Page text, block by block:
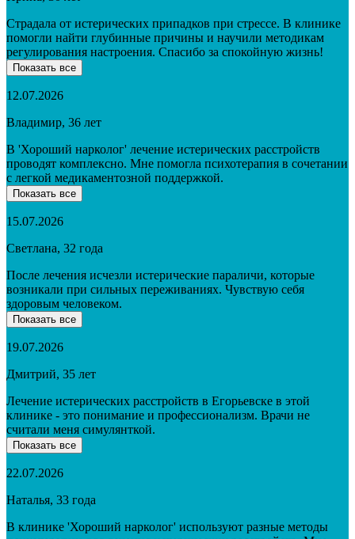
Страдала от истерических припадков при стрессе. В клинике
помогли найти глубинные причины и научили методикам
регулирования настроения. Спасибо за спокойную жизнь!
Показать все
12.07.2026
Владимир, 36 лет
В 'Хороший нарколог' лечение истерических расстройств
проводят комплексно. Мне помогла психотерапия в сочетании
с легкой медикаментозной поддержкой.
Показать все
15.07.2026
Светлана, 32 года
После лечения исчезли истерические параличи, которые
возникали при сильных переживаниях. Чувствую себя
здоровым человеком.
Показать все
19.07.2026
Дмитрий, 35 лет
Лечение истерических расстройств в Егорьевске в этой
клинике - это понимание и профессионализм. Врачи не
считали меня симулянткой.
Показать все
22.07.2026
Наталья, 33 года
В клинике 'Хороший нарколог' используют разные методы